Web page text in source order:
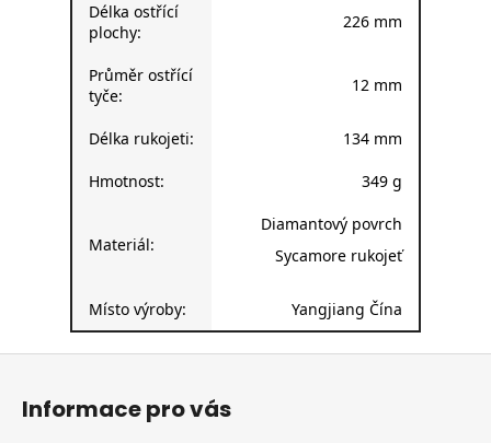
Délka ostřící
plochy:
226 mm
Průměr ostřící
tyče:
12 mm
Délka rukojeti: 134 mm
Hmotnost: 349 g
Materiál:
Diamantový povrch
Sycamore rukojeť
Místo výroby: Yangjiang Čína
Informace pro vás